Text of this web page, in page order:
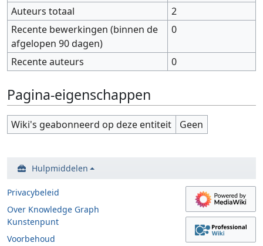
Auteurs totaal
2
Recente bewerkingen (binnen de
afgelopen 90 dagen)
0
Recente auteurs 0
Pagina-eigenschappen
Wiki's geabonneerd op deze entiteit Geen
Hulpmiddelen
Privacybeleid
Over Knowledge Graph
Kunstenpunt
Voorbehoud